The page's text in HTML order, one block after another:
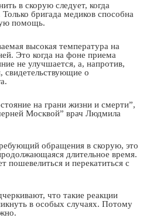
в скорую следует, когда
Только бригада медиков способна
помощь.
высокая температура на
Это когда на фоне приема
не улучшается, а, напротив,
свидетельствующие о
на грани жизни и смерти”,
Москвой” врач Людмила
обращения в скорую, это
длительное время.
пошевелиться и перекатиться с
что такие реакции
в особых случаях. Потому